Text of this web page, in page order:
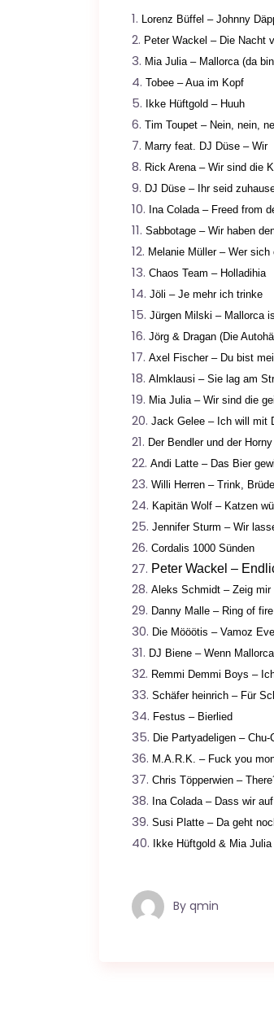
Lorenz Büffel – Johnny
Peter Wackel – Die Nacht
Mia Julia – Mallorca (da
Tobee – Aua im Kopf
Ikke Hüftgold – Huuh
Tim Toupet – Nein, nein,
Marry feat. DJ Düse – Wir
Rick Arena – Wir sind die
DJ Düse – Ihr seid
Ina Colada – Freed from
Sabbotage – Wir haben
Melanie Müller – Wer
Chaos Team – Holladihia
Jöli – Je mehr ich trinke
Jürgen Milski – Mallorca
Jörg & Dragan (Die
Axel Fischer – Du bist
Almklausi – Sie lag am
Mia Julia – Wir sind die
Jack Gelee – Ich will mit
Der Bendler und der
Andi Latte – Das Bier
Willi Herren – Trink,
Kapitän Wolf – Katzen
Jennifer Sturm – Wir
Cordalis 1000 Sünden
Peter Wackel –
Aleks Schmidt – Zeig mir
Danny Malle – Ring of fire
Die Mööötis – Vamoz
DJ Biene – Wenn
Remmi Demmi Boys –
Schäfer heinrich – Für
Festus – Bierlied
Die Partyadeligen – Chu-
M.A.R.K. – Fuck you
Chris Töpperwien –
Ina Colada – Dass wir
Susi Platte – Da geht
Ikke Hüftgold & Mia
By qmin